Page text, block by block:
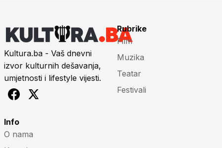
Kultura.ba - Vaš dnevni
izvor kulturnih dešavanja,
umjetnosti i lifestyle vijesti.
Rubrike
Film
Muzika
Teatar
Festivali
Info
O nama